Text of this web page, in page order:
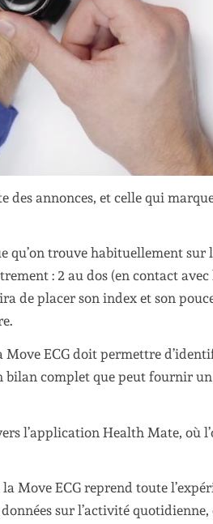
des annonces, et celle qui
qu’on trouve habituellement sur
: 2 au dos (en contact
de placer son index et son
ECG doit permettre
bilan complet que peut fournir
l’application Health Mate, où
Move ECG reprend toute
sur l’activité